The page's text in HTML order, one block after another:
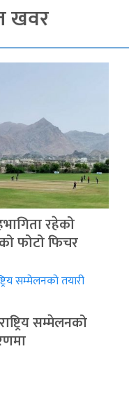
खवर
रहेको
फोटो फिचर
सम्मेलनको